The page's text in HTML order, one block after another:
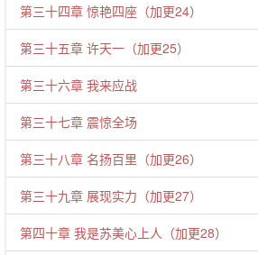
第三十四章 惊艳四座（加更24）
第三十五章 许天一（加更25）
第三十六章 我来应战
第三十七章 震惊全场
第三十八章 名扬百里（加更26）
第三十九章 展现实力（加更27）
第四十章 我是苏美心上人（加更28）